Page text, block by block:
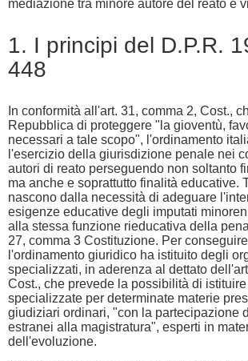
mediazione tra minore autore del reato e
1. I principi del D.P.R.
448
In conformità all'art. 31, comma 2, Cost.,
Repubblica di proteggere "la gioventù,
necessari a tale scopo", l'ordinamento
l'esercizio della giurisdizione penale nei
autori di reato perseguendo non soltanto
ma anche e soprattutto finalità educative.
nascono dalla necessità di adeguare
esigenze educative degli imputati
alla stessa funzione rieducativa della
27, comma 3 Costituzione. Per
l'ordinamento giuridico ha istituito degli
specializzati, in aderenza al dettato
Cost., che prevede la possibilità di
specializzate per determinate materie
giudiziari ordinari, "con la partecipazione
estranei alla magistratura", esperti in
dell'evoluzione.